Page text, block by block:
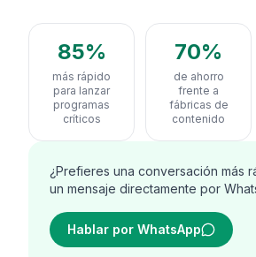
85%
más rápido
para lanzar
programas
críticos
70%
de ahorro
frente a
fábricas de
contenido
¿Prefieres una conversación más
un mensaje directamente por
Hablar por WhatsApp